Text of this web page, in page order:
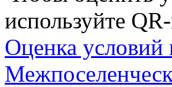
используйте
Оценка условий